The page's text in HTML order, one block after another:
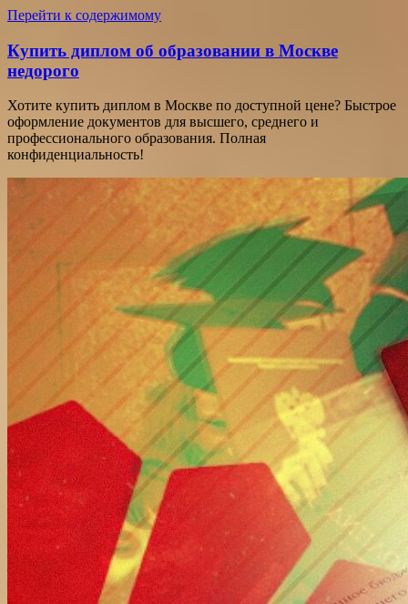
Перейти к содержимому
Купить диплом об образовании в Москве
недорого
Хотите купить диплом в Москве по доступной цене? Быстрое
оформление документов для высшего, среднего и
профессионального образования. Полная
конфиденциальность!